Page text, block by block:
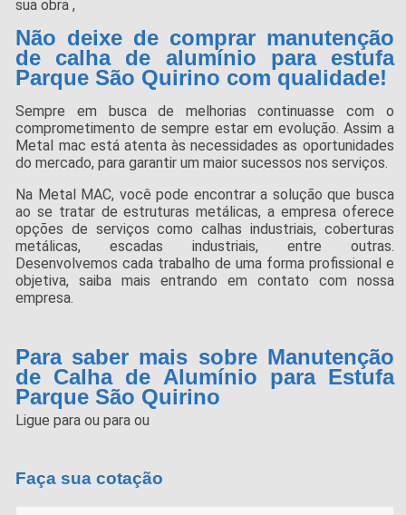
sua obra ,
Não deixe de comprar manutenção
de calha de alumínio para estufa
Parque São Quirino com qualidade!
Sempre em busca de melhorias continuasse com o
comprometimento de sempre estar em evolução. Assim a
Metal mac está atenta às necessidades as oportunidades
do mercado, para garantir um maior sucessos nos serviços.
Na Metal MAC, você pode encontrar a solução que busca
ao se tratar de estruturas metálicas, a empresa oferece
opções de serviços como calhas industriais, coberturas
metálicas, escadas industriais, entre outras.
Desenvolvemos cada trabalho de uma forma profissional e
objetiva, saiba mais entrando em contato com nossa
empresa.
Para saber mais sobre Manutenção
de Calha de Alumínio para Estufa
Parque São Quirino
Ligue paraou paraou
Faça sua cotação